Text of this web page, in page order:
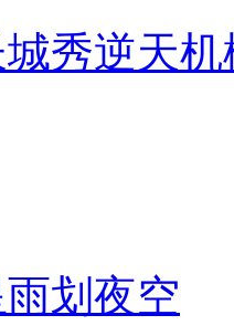
秀逆天机
划夜空